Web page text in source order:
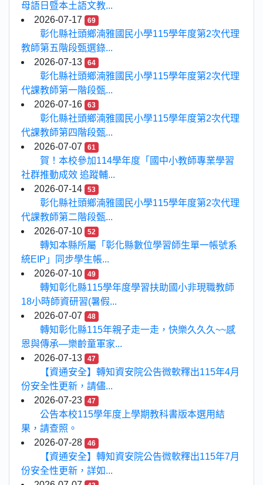
母語日暨本土語文教...
2026-07-17
69
彰化縣社頭鄉湳雅國民小學115學年度第2次代理
教師第五階段甄選錄...
2026-07-13
64
彰化縣社頭鄉湳雅國民小學115學年度第2次代理
代課教師第一階段甄...
2026-07-16
63
彰化縣社頭鄉湳雅國民小學115學年度第2次代理
代課教師第四階段甄...
2026-07-07
61
賀！本校參加114學年度「國中小教師專業學習
社群推動成效 追蹤輔...
2026-07-14
53
彰化縣社頭鄉湳雅國民小學115學年度第2次代理
代課教師第二階段甄...
2026-07-10
52
轉知本縣所屬「彰化縣數位學習師生單一帳號系
統EIP」同步學生帳...
2026-07-10
49
轉知彰化縣115學年度學習扶助國小非現職教師
18小時師資研習(暑假...
2026-07-07
48
轉知彰化縣115年親子走一走，快樂久久久~~感
恩與傳承—樂齡童軍家...
2026-07-13
47
【資通安全】轉知資安院公告微軟釋出115年4月
份安全性更新，請儘...
2026-07-23
47
公告本校115學年度上學期教科書版本選用結
果，請查照。
2026-07-28
46
【資通安全】轉知資安院公告微軟釋出115年7月
份安全性更新，詳如...